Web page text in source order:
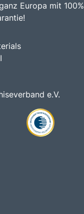
Europa mit 100%
e.V.